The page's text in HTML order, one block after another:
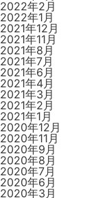
2022年2月
2022年1月
2021年12月
2021年11月
2021年8月
2021年7月
2021年6月
2021年4月
2021年3月
2021年2月
2021年1月
2020年12月
2020年11月
2020年9月
2020年8月
2020年7月
2020年6月
2020年3月